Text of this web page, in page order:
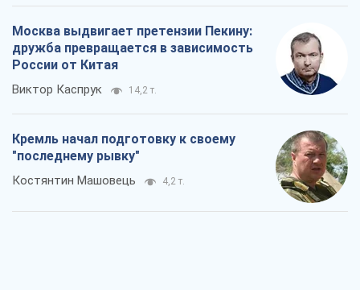
Москва выдвигает претензии Пекину:
дружба превращается в зависимость
России от Китая
Виктор Каспрук 14,2 т.
Кремль начал подготовку к своему
"последнему рывку"
Костянтин Машовець 4,2 т.